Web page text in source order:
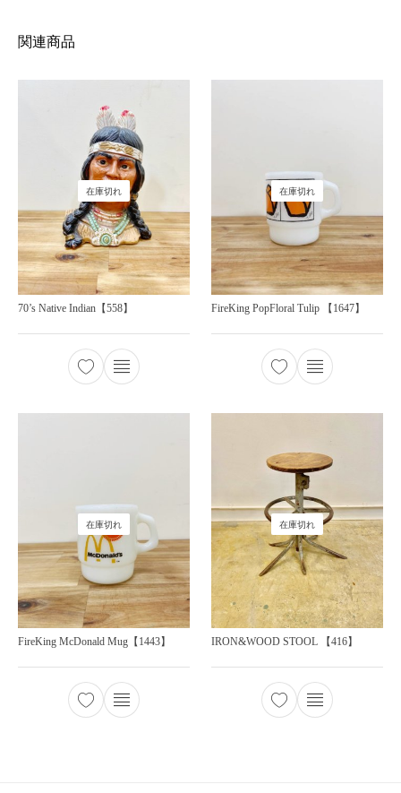
関連商品
在庫切れ
70’s Native Indian【558】
在庫切れ
FireKing PopFloral Tulip 【1647】
在庫切れ
FireKing McDonald Mug【1443】
在庫切れ
IRON&WOOD STOOL 【416】